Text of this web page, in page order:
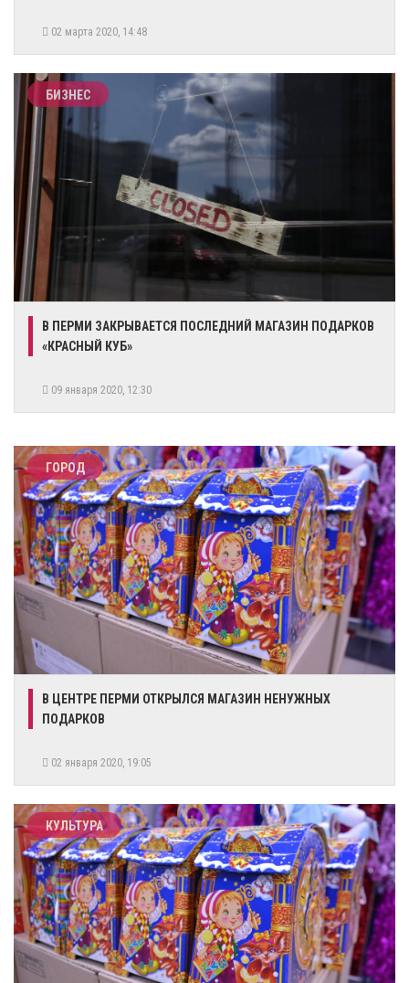
02 марта 2020, 14:48
БИЗНЕС
В ПЕРМИ ЗАКРЫВАЕТСЯ ПОСЛЕДНИЙ МАГАЗИН ПОДАРКОВ
«КРАСНЫЙ КУБ»
09 января 2020, 12:30
ГОРОД
В ЦЕНТРЕ ПЕРМИ ОТКРЫЛСЯ МАГАЗИН НЕНУЖНЫХ
ПОДАРКОВ
02 января 2020, 19:05
КУЛЬТУРА